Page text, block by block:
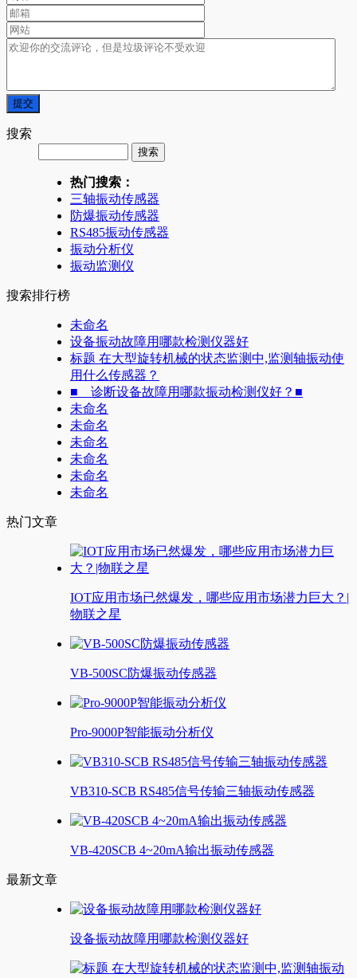
搜索
热门搜索：
三轴振动传感器
防爆振动传感器
RS485振动传感器
振动分析仪
振动监测仪
搜索排行榜
未命名
设备振动故障用哪款检测仪器好
标题 在大型旋转机械的状态监测中,监测轴振动使
用什么传感器？
■ 诊断设备故障用哪款振动检测仪好？■
未命名
未命名
未命名
未命名
未命名
未命名
热门文章
IOT应用市场已然爆发，哪些应用市场潜力巨大？|
物联之星
VB-500SC防爆振动传感器
Pro-9000P智能振动分析仪
VB310-SCB RS485信号传输三轴振动传感器
VB-420SCB 4~20mA输出振动传感器
最新文章
设备振动故障用哪款检测仪器好